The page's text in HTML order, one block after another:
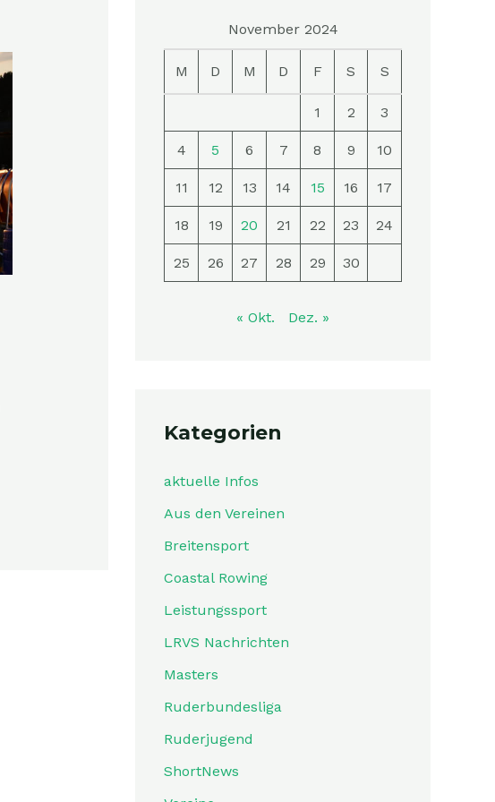
November 2024
M D M D F S S
1 2 3
4 5 6 7 8 9 10
11 12 13 14 15 16 17
18 19 20 21 22 23 24
25 26 27 28 29 30
« Okt. Dez. »
Kategorien
aktuelle Infos
Aus den Vereinen
Breitensport
Coastal Rowing
Leistungssport
LRVS Nachrichten
Masters
Ruderbundesliga
Ruderjugend
ShortNews